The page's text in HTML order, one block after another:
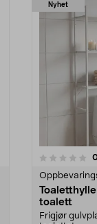
Nyhet
toalett
Frigjør